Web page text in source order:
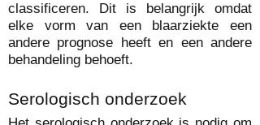
classificeren. Dit is belangrijk omdat
elke vorm van een blaarziekte een
andere prognose heeft en een andere
behandeling behoeft.
Serologisch onderzoek